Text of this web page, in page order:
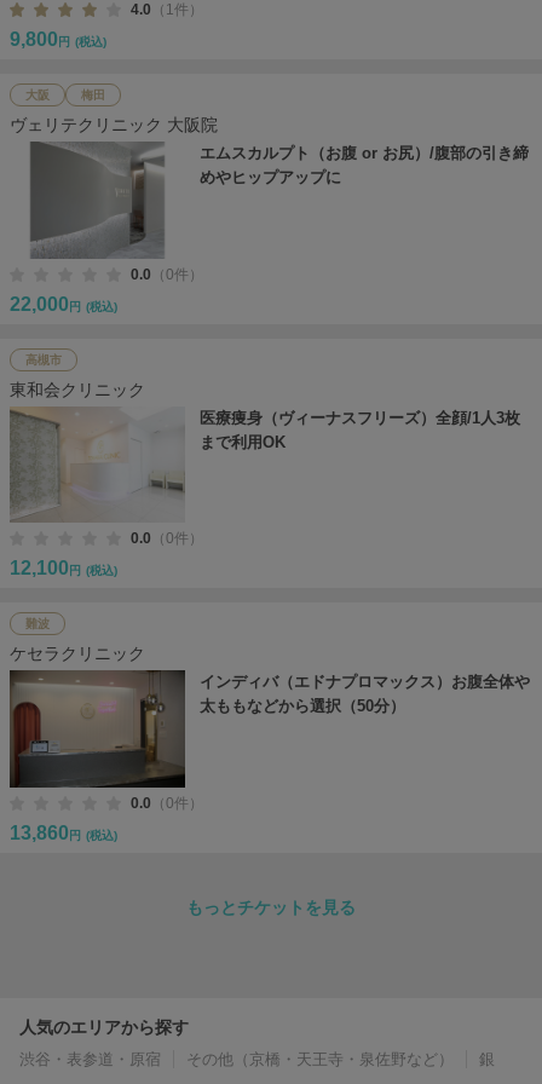
4.0 （1件）
9,800 円 (税込)
大阪 梅田
ヴェリテクリニック 大阪院
エムスカルプト（お腹 or お尻）/腹部の引き締
めやヒップアップに
0.0 （0件）
22,000 円 (税込)
高槻市
東和会クリニック
医療痩身（ヴィーナスフリーズ）全顔/1人3枚
まで利用OK
0.0 （0件）
12,100 円 (税込)
難波
ケセラクリニック
インディバ（エドナプロマックス）お腹全体や
太ももなどから選択（50分）
0.0 （0件）
13,860 円 (税込)
もっとチケットを見る
人気のエリアから探す
渋谷・表参道・原宿 その他（京橋・天王寺・泉佐野など）
銀